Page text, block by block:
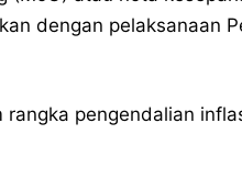
dengan pelaksanaan
rangka pengendalian